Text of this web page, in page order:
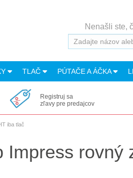
Nenašli ste,
TLAČ PÚTAČE A ÁČKA
Registruj sa
zľavy pre predajcov
iba tlač
Impress